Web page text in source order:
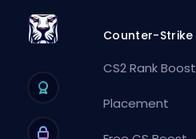
Counter-Strike
CS2 Rank Boost
Placement